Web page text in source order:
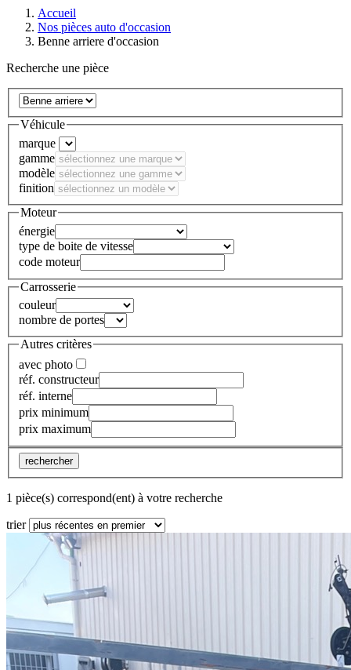
Accueil
Nos pièces auto d'occasion
Benne arriere d'occasion
Recherche une pièce
Véhicule
marque
gamme
modèle
finition
Moteur
énergie
type de boite de vitesse
code moteur
Carrosserie
couleur
nombre de portes
Autres critères
avec photo
réf. constructeur
réf. interne
prix minimum
prix maximum
rechercher
1 pièce(s) correspond(ent) à votre recherche
trier